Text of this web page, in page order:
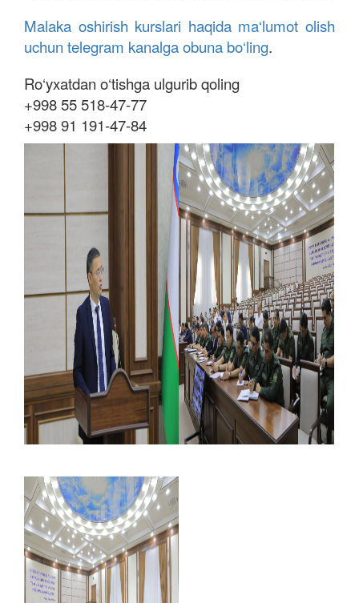
Malaka oshirish kurslari haqida ma‘lumot olish
uchun telegram kanalga obuna bo‘ling.
Ro‘yxatdan o‘tishga ulgurib qoling
+998 55 518-47-77
+998 91 191-47-84